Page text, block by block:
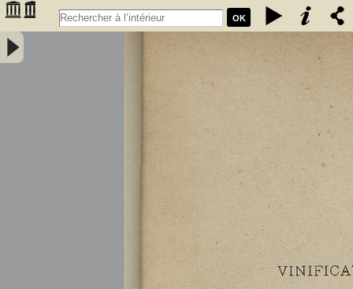
OK
Vinification des vins rouges ordinaires à la petite propriété : extrait
des conférences faites à l'Association des anciens élèves de l'école
communale de Portet (Haute-Garonne) / par A. Lacassagne,... -